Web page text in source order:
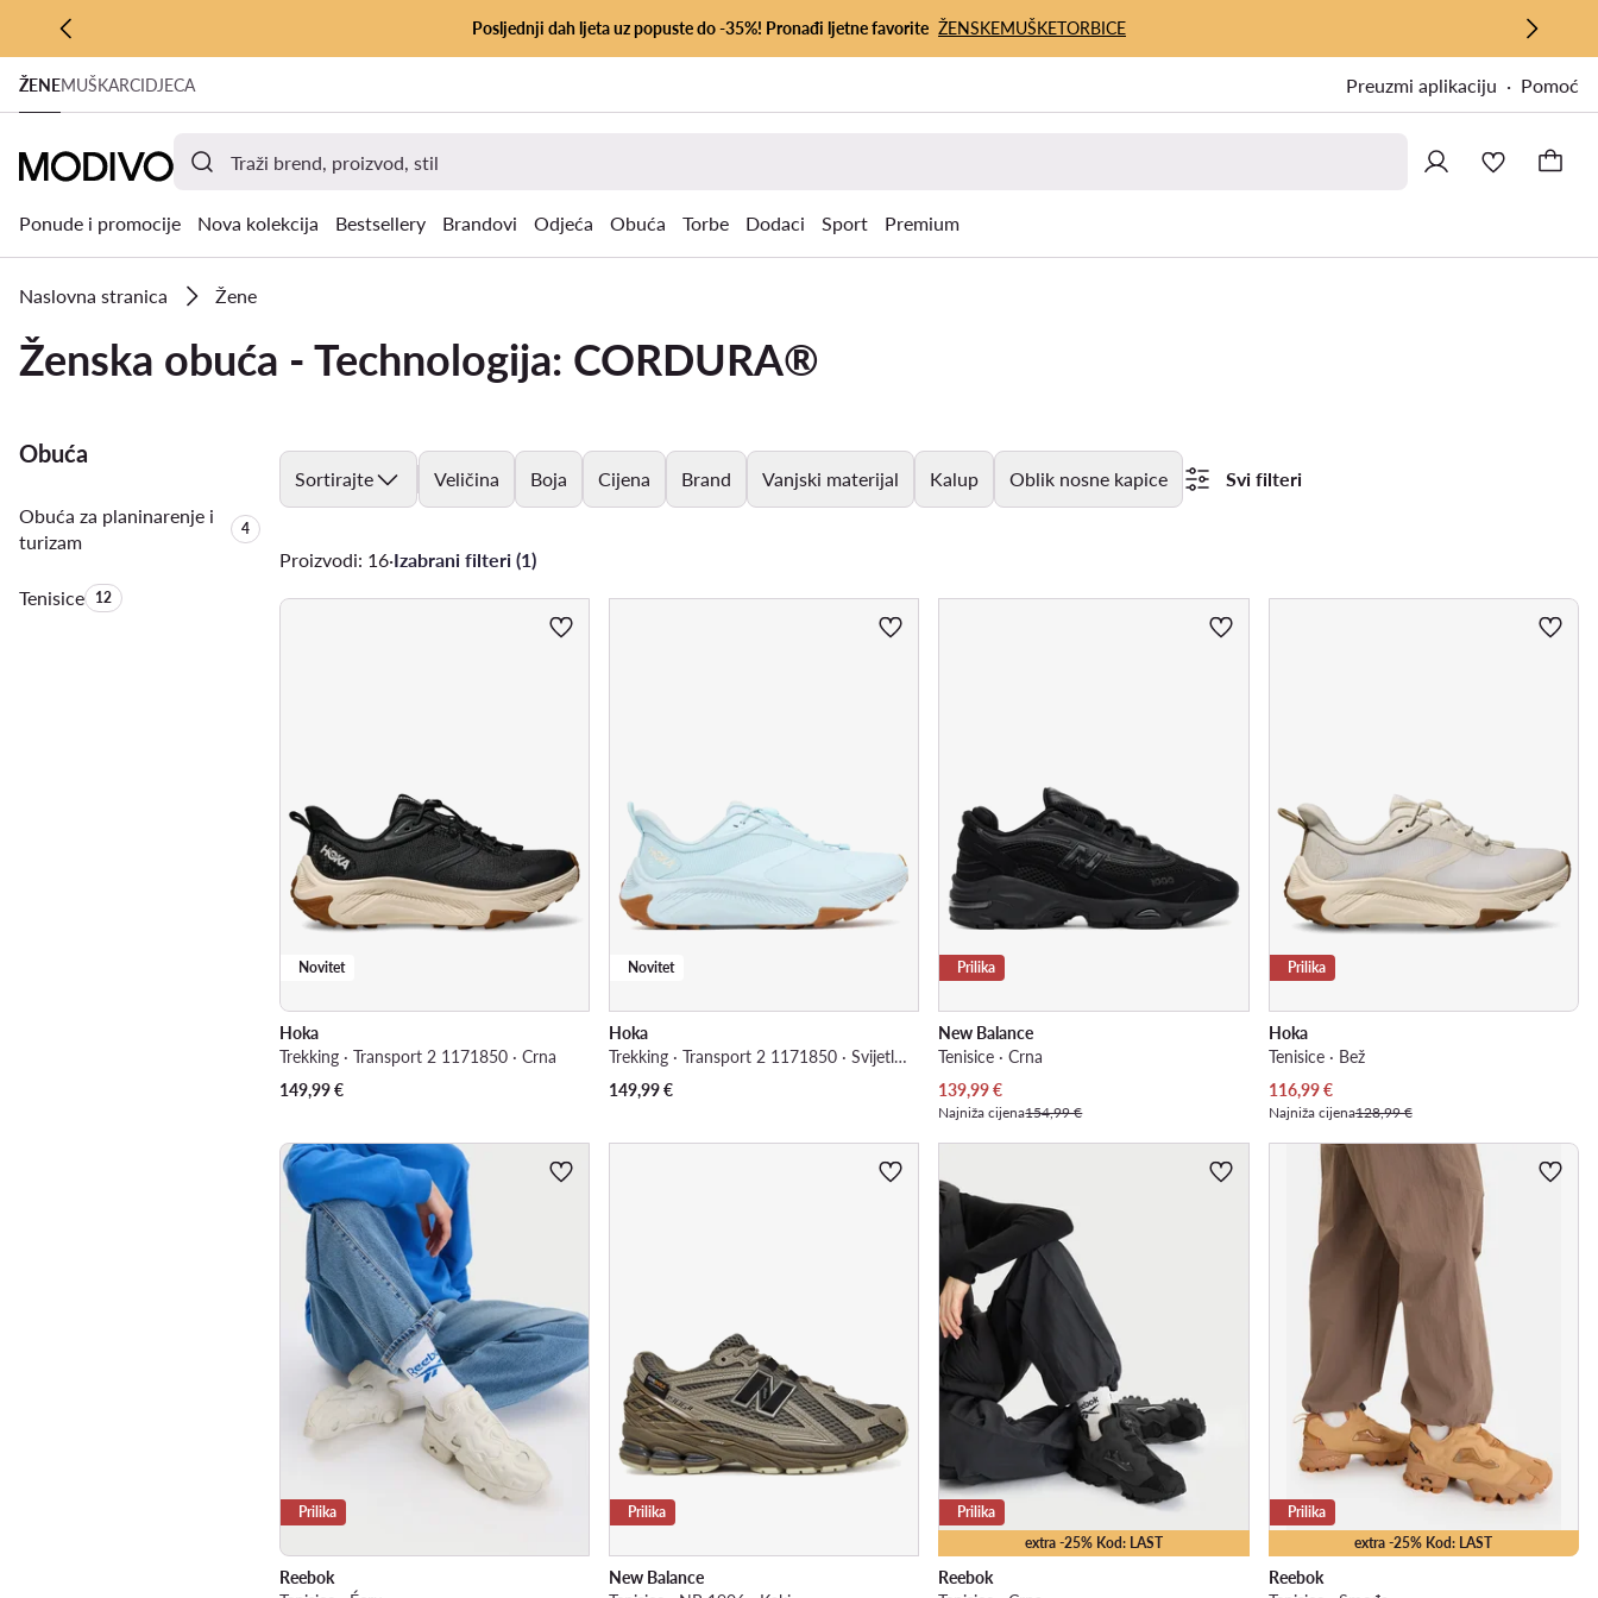
PRIJEĐI NA GLAVNI SADRŽAJ
PRIJEĐI NA PRETRAŽIVANJE
Posljednji dah ljeta uz popuste do -35%! Pronađi ljetne favorite ŽENSKEMUŠKETORBICE
ŽENEMUŠKARCIDJECA Preuzmi aplikaciju Pomoć
Ponude i promocije Nova kolekcija Bestsellery Brandovi Odjeća Obuća Torbe Dodaci Sport Premium
Naslovna stranica Žene
Ženska obuća - Technologija: CORDURA®
Obuća
Obuća za planinarenje i
turizam
Količina proizvoda:
4
TenisiceKoličina proizvoda:
12
Sortirajte Veličina Boja Cijena Brand Vanjski materijal Kalup Oblik nosne kapice Svi filteri
Proizvodi: 16·Izabrani filteri (1)
Novitet
Hoka
Trekking · Transport 2 1171850 · Crna
149,99€
Novitet
Hoka
Trekking · Transport 2 1171850 · Svijetlo plava
149,99€
Prilika
New Balance
Tenisice · Crna
Trenutna cijena
139,99€
Najniža cijena154,99 €
Prilika
Hoka
Tenisice · Bež
Trenutna cijena
116,99€
Najniža cijena128,99 €
Prilika
Reebok
Prilika
New Balance
extra -25% Kod: LAST
Prilika
Reebok
extra -25% Kod: LAST
Prilika
Reebok